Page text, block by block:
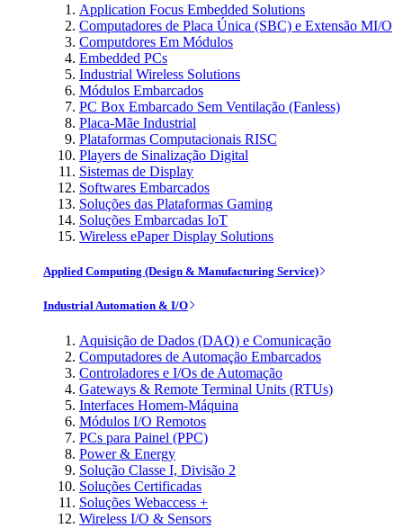
Application Focus Embedded Solutions
Computadores de Placa Única (SBC) e Extensão MI/O
Computdores Em Módulos
Embedded PCs
Industrial Wireless Solutions
Módulos Embarcados
PC Box Embarcado Sem Ventilação (Fanless)
Placa-Mãe Industrial
Plataformas Computacionais RISC
Players de Sinalização Digital
Sistemas de Display
Softwares Embarcados
Soluções das Plataformas Gaming
Soluções Embarcadas IoT
Wireless ePaper Display Solutions
Applied Computing (Design & Manufacturing Service)
Industrial Automation & I/O
Aquisição de Dados (DAQ) e Comunicação
Computadores de Automação Embarcados
Controladores e I/Os de Automação
Gateways & Remote Terminal Units (RTUs)
Interfaces Homem-Máquina
Módulos I/O Remotos
PCs para Painel (PPC)
Power & Energy
Solução Classe I, Divisão 2
Soluções Certificadas
Soluções Webaccess +
Wireless I/O & Sensors